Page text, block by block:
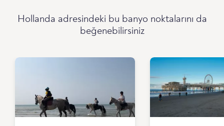
Hollanda adresindeki bu banyo noktalarını da
beğenebilirsiniz